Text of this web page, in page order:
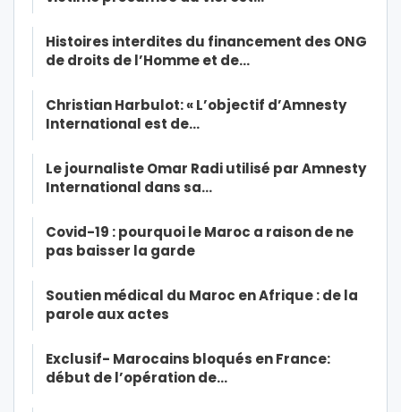
Histoires interdites du financement des ONG
de droits de l’Homme et de…
Christian Harbulot: « L’objectif d’Amnesty
International est de…
Le journaliste Omar Radi utilisé par Amnesty
International dans sa…
Covid-19 : pourquoi le Maroc a raison de ne
pas baisser la garde
Soutien médical du Maroc en Afrique : de la
parole aux actes
Exclusif- Marocains bloqués en France:
début de l’opération de…